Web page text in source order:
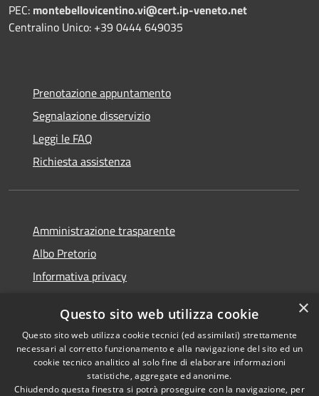
PEC: montebellovicentino.vi@cert.ip-veneto.net
Centralino Unico: +39 0444 649035
Prenotazione appuntamento
Segnalazione disservizio
Leggi le FAQ
Richiesta assistenza
Amministrazione trasparente
Albo Pretorio
Informativa privacy
Dichiarazione di accessibilità
×
Questo sito web utilizza cookie
Questo sito web utilizza cookie tecnici (ed assimilati) strettamente
necessari al corretto funzionamento e alla navigazione del sito ed un
cookie tecnico analitico al solo fine di elaborare informazioni
statistiche, aggregate ed anonime.
Chiudendo questa finestra si potrà proseguire con la navigazione, per